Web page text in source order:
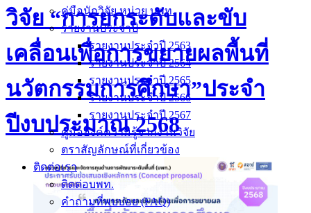
คู่มือนักวิจัย หน่วย บพท.
รายงานประจำปี
รายงานประจำปี 2563
รายงานประจำปี 2564
รายงานประจำปี 2565
รายงานประจำปี 2566
รายงานประจำปี 2567
คู่มือองค์ความรู้จากงานวิจัย
ตราสัญลักษณ์ที่เกี่ยวข้อง
ติดต่อเรา
ติดต่อบพท.
คำถามที่พบบ่อย (FAQ)
วิจัย “การยกระดับและขับ
เคลื่อนเพื่อการขยายผลพื้นที่
นวัตกรรมการศึกษา”ประจำ
ปีงบประมาณ 2568